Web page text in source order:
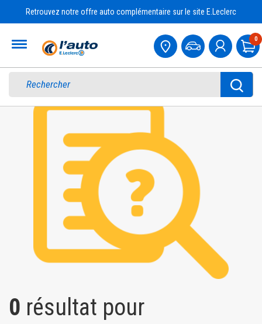
Retrouvez notre offre auto complémentaire sur le site E.Leclerc
0
0 résultat pour